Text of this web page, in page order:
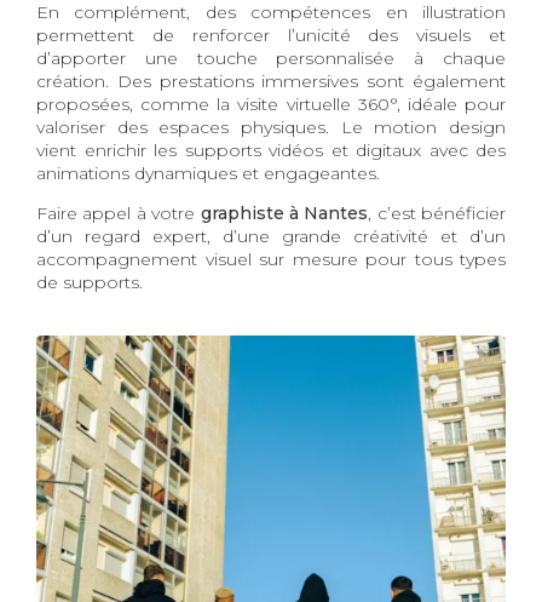
En complément, des compétences en illustration
permettent de renforcer l’unicité des visuels et
d’apporter une touche personnalisée à chaque
création. Des prestations immersives sont également
proposées, comme la visite virtuelle 360°, idéale pour
valoriser des espaces physiques. Le motion design
vient enrichir les supports vidéos et digitaux avec des
animations dynamiques et engageantes.
Faire appel à votre graphiste à Nantes, c’est bénéficier
d’un regard expert, d’une grande créativité et d’un
accompagnement visuel sur mesure pour tous types
de supports.